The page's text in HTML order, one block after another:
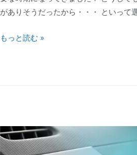
がありそうだったから・・・ といって
もっと読む »